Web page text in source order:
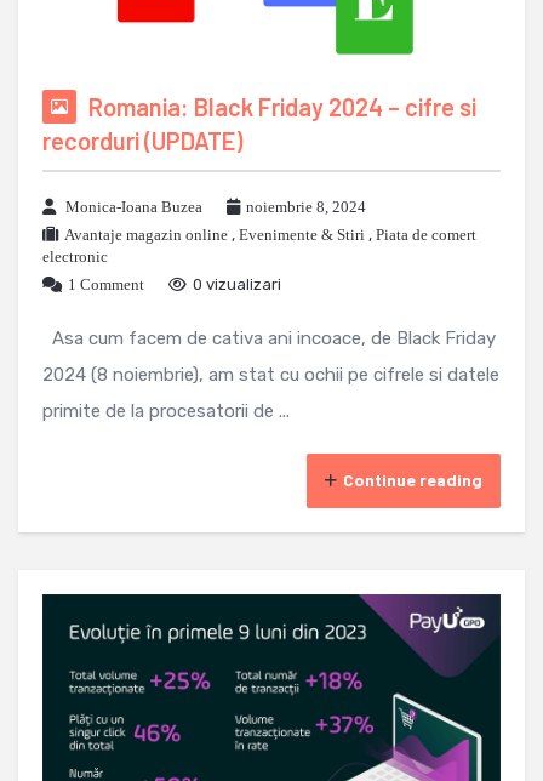
Romania: Black Friday 2024 – cifre si
recorduri (UPDATE)
Monica-Ioana Buzea
noiembrie 8, 2024
Avantaje magazin online , Evenimente & Stiri , Piata de comert
electronic
1 Comment
0 vizualizari
Asa cum facem de cativa ani incoace, de Black Friday
2024 (8 noiembrie), am stat cu ochii pe cifrele si datele
primite de la procesatorii de ...
Continue reading